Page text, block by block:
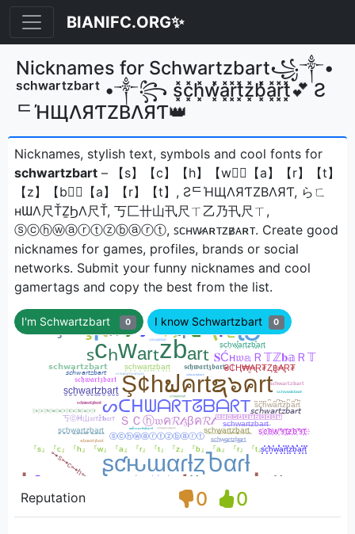
BIANIFC.ORG✨
Nicknames for Schwartzbart꧁༒•
ˢᶜʰʷᵃʳᵗᶻᵇᵃʳᵗ •༒꧂ s͓̽c͓̽h͓̽w͓̽̾a͓̽r͓̽t͓̽z͓̽b͓̽̾a͓̽r͓̽t͓̽💕 Ƨ
ᄃΉЩΛЯƬZBΛЯƬ👑
Nicknames, stylish text, symbols and cool fonts for
schwartzbart – 【s】【c】【h】【w】⃣【a】【r】【t】
【z】【b】⃣【a】【r】【t】, ƧᄃΉЩΛЯƬZBΛЯƬ, らㄈ
нƜΛ尺ŤẔϦΛ尺Ť, 丂匚卄山卂尺ㄒ乙乃卂尺ㄒ,
ⓢⓒⓗⓦⓐⓡⓣⓩⓑⓐⓡⓣ, ꜱᴄʜᴡ̷ᴀʀᴛᴢʙ̷ᴀʀᴛㅤ. Create good
nicknames for games, profiles, brands or social
networks. Submit your funny nicknames and cool
gamertags and copy the best from the list.
I'm Schwartzbart 0 I know Schwartzbart 0
Reputation 0 0